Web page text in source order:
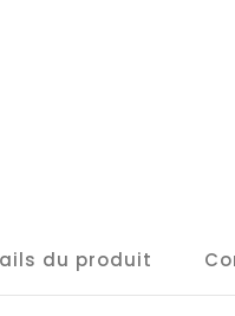
du produit